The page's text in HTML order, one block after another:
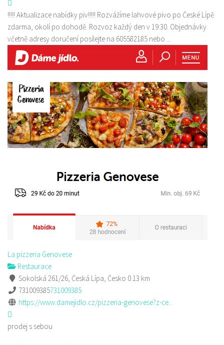
!!!!! Aktualizace nabídky piv!!!!! Rozvážíme lahvové pivo po České Lípě
zdarma, okolí po dohodě. Rozvoz každý den v 19:30. Objednávky
včetně adresy doručení posílejte na 605582185 nebo ...
La pizzeria Genovese
Restaurace
Sokolská 261/26, Česká Lípa, Česko 0.13 km
731009385731009385
https://www.damejidlo.cz/pizzeria-genovese?z-ce...
prodej s sebou